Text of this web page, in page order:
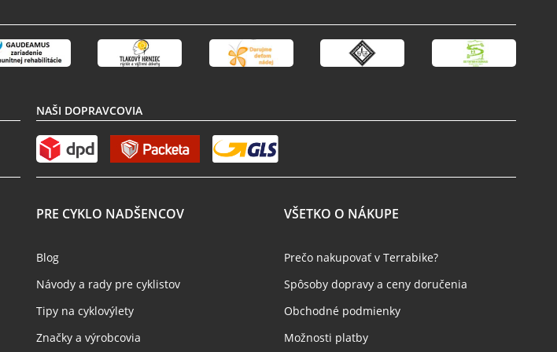
NAŠI DOPRAVCOVIA
PRE CYKLO NADŠENCOV
Blog
Návody a rady pre cyklistov
Tipy na cyklovýlety
Značky a výrobcovia
VŠETKO O NÁKUPE
Prečo nakupovať v Terrabike?
Spôsoby dopravy a ceny doručenia
Obchodné podmienky
Možnosti platby